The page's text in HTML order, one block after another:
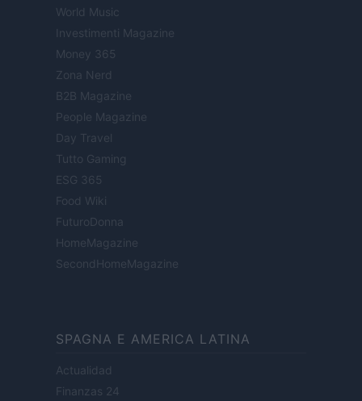
World Music
Investimenti Magazine
Money 365
Zona Nerd
B2B Magazine
People Magazine
Day Travel
Tutto Gaming
ESG 365
Food Wiki
FuturoDonna
HomeMagazine
SecondHomeMagazine
SPAGNA E AMERICA LATINA
Actualidad
Finanzas 24